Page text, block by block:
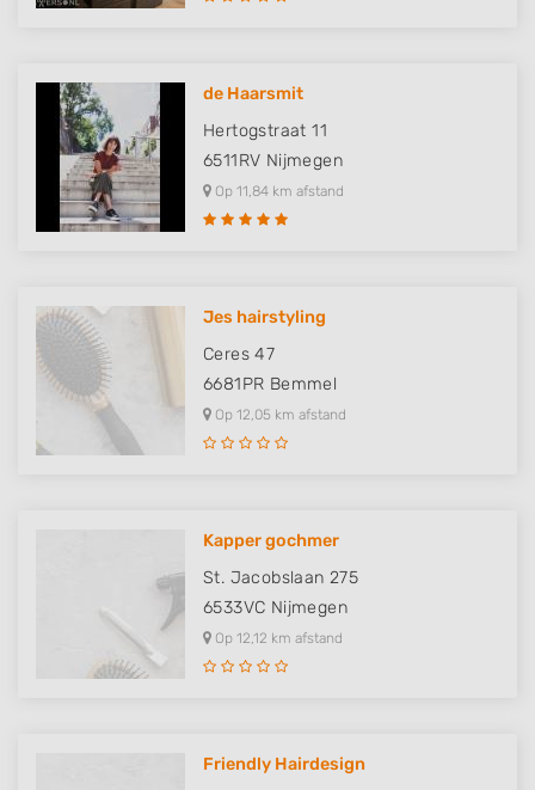
de Haarsmit
Hertogstraat 11
6511RV Nijmegen
Op 11,84 km afstand
Jes hairstyling
Ceres 47
6681PR Bemmel
Op 12,05 km afstand
Kapper gochmer
St. Jacobslaan 275
6533VC Nijmegen
Op 12,12 km afstand
Friendly Hairdesign